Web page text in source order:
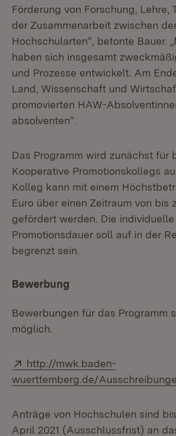
Förderung von Forschung, Lehre,
der Zusammenarbeit zwischen
Hochschularten“, betonte Bauer.
haben sich insgesamt
und Prozesse entwickelt. Am
Land, Wissenschaft und
promovierten HAW-
absolventen“.
Das Programm wird zunächst für
Kooperative Promotionskollegs
Kolleg kann mit einem
Euro über einen Zeitraum von bis
gefördert werden. Die individuelle
Promotionsdauer soll auf in der
begrenzt sein.
Bewerbung
Bewerbungen für das Programm
möglich.
Extern:
http://mwk.baden-
wuerttemberg.de/
Anträge von Hochschulen sind
April 2021 (Ausschlussfrist) an